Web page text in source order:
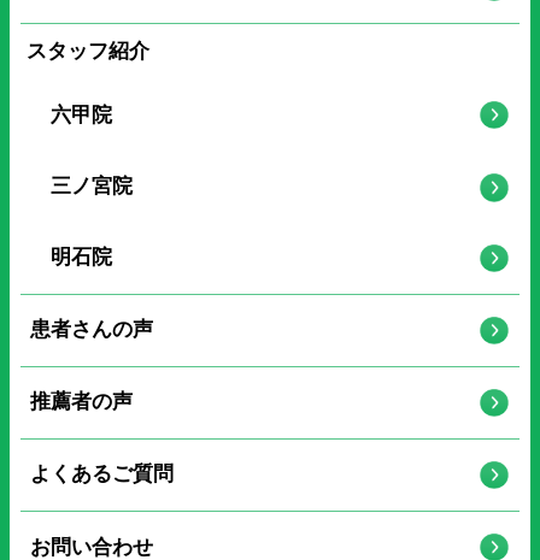
スタッフ紹介
六甲院
三ノ宮院
明石院
患者さんの声
推薦者の声
よくあるご質問
お問い合わせ